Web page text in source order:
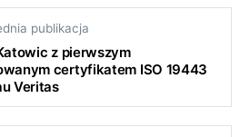
publikacja
z pierwszym
certyfikatem ISO 19443
Veritas